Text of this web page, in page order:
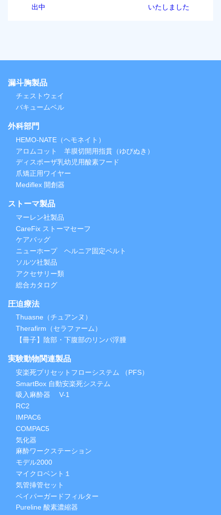
出中
いたしました
漏斗胸製品
チェストウェイ
バキュームベル
外科部門
HEMO-NATE（ヘモネイト）
アロムコット 羊膜切開用指貫（ゆびぬき）
ディスポーザ乳幼児用酸素フード
爪矯正用ワイヤー
Mediflex 開創器
ストーマ製品
マーレン社製品
CareFix ストーマセーフ
ケアバッグ
ニューホープ ヘルニア固定ベルト
ソルツ社製品
アクセサリー類
総合カタログ
圧迫療法
Thuasne（チュアンヌ）
Therafirm（セラファーム）
【冊子】陰部・下腹部のリンパ浮腫
実験動物関連製品
安楽死プリセットフローシステム （PFS）
SmartBox 自動安楽死システム
吸入麻酔器 V-1
RC2
IMPAC6
COMPAC5
気化器
麻酔ワークステーション
モデル2000
マイクロベント１
気管挿管セット
ベイパーガードフィルター
Pureline 酸素濃縮器